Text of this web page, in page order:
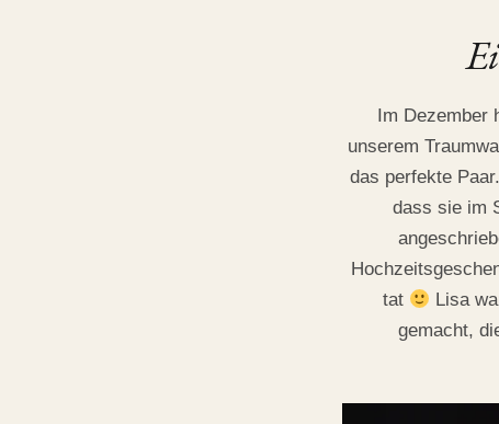
Im Dezember
unserem
das perfekte
dass sie im
tat
Lisa
gemacht,